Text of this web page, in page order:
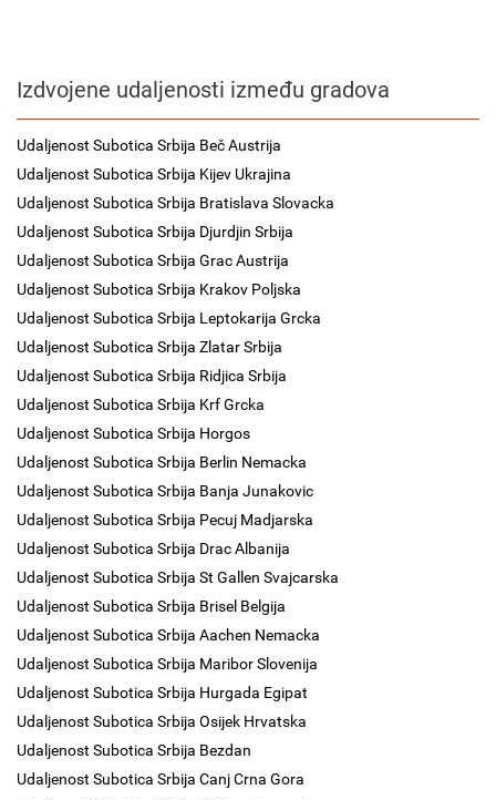
Izdvojene udaljenosti između gradova
Udaljenost Subotica Srbija Beč Austrija
Udaljenost Subotica Srbija Kijev Ukrajina
Udaljenost Subotica Srbija Bratislava Slovacka
Udaljenost Subotica Srbija Djurdjin Srbija
Udaljenost Subotica Srbija Grac Austrija
Udaljenost Subotica Srbija Krakov Poljska
Udaljenost Subotica Srbija Leptokarija Grcka
Udaljenost Subotica Srbija Zlatar Srbija
Udaljenost Subotica Srbija Ridjica Srbija
Udaljenost Subotica Srbija Krf Grcka
Udaljenost Subotica Srbija Horgos
Udaljenost Subotica Srbija Berlin Nemacka
Udaljenost Subotica Srbija Banja Junakovic
Udaljenost Subotica Srbija Pecuj Madjarska
Udaljenost Subotica Srbija Drac Albanija
Udaljenost Subotica Srbija St Gallen Svajcarska
Udaljenost Subotica Srbija Brisel Belgija
Udaljenost Subotica Srbija Aachen Nemacka
Udaljenost Subotica Srbija Maribor Slovenija
Udaljenost Subotica Srbija Hurgada Egipat
Udaljenost Subotica Srbija Osijek Hrvatska
Udaljenost Subotica Srbija Bezdan
Udaljenost Subotica Srbija Canj Crna Gora